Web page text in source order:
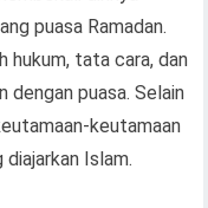
puasa Ramadan.
hukum, tata cara, dan
dengan puasa. Selain
keutamaan
diajarkan Islam.